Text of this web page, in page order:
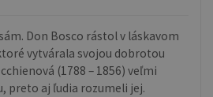
Don Bosco rástol v láskavom
vytvárala svojou dobrotou
(1788 – 1856) veľmi
preto aj ľudia rozumeli jej.